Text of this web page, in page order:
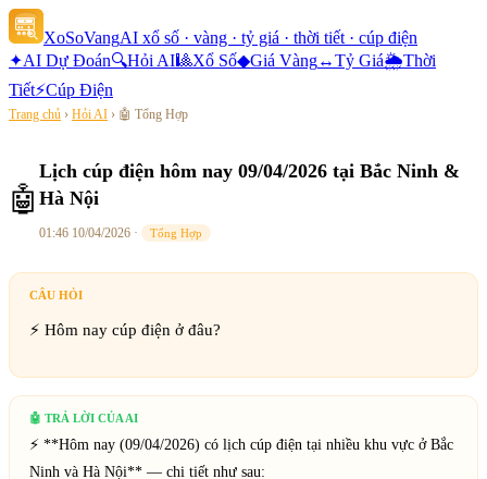
XoSoVangAI xổ số · vàng · tỷ giá · thời tiết · cúp điện
✦AI Dự Đoán🔍Hỏi AI🎱Xổ Số◆Giá Vàng↔Tỷ Giá🌦Thời
Tiết⚡Cúp Điện
Trang chủ › Hỏi AI › 🤖 Tổng Hợp
🤖
Lịch cúp điện hôm nay 09/04/2026 tại Bắc Ninh &
Hà Nội
01:46 10/04/2026 · Tổng Hợp
CÂU HỎI
⚡ Hôm nay cúp điện ở đâu?
🤖 TRẢ LỜI CỦA AI
⚡ **Hôm nay (09/04/2026) có lịch cúp điện tại nhiều khu vực ở Bắc
Ninh và Hà Nội** — chi tiết như sau: